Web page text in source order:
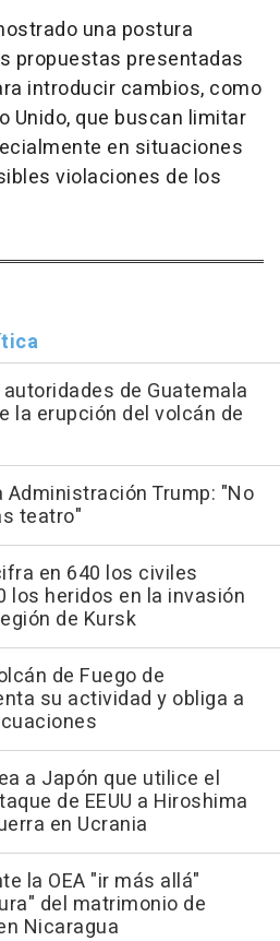
una postura
propuestas presentadas
introducir cambios, como
Unido, que buscan limitar
en situaciones
violaciones de los
de Guatemala
la erupción del volcán de
Administración Trump: "No
teatro"
en 640 los civiles
los heridos en la invasión
de Kursk
de Fuego de
su actividad y obliga a
a Japón que utilice el
de EEUU a Hiroshima
en Ucrania
la OEA "ir más allá"
del matrimonio de
Nicaragua